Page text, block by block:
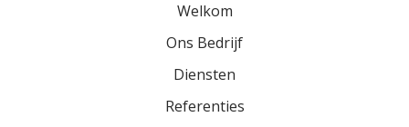
Welkom
Ons Bedrijf
Diensten
Referenties